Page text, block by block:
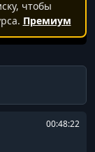
чтобы
Премиум
00:48:22